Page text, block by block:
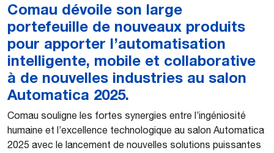
Comau dévoile son large
portefeuille de nouveaux produits
pour apporter l’automatisation
intelligente, mobile et collaborative
à de nouvelles industries au salon
Automatica 2025.
Comau souligne les fortes synergies entre l’ingéniosité
humaine et l’excellence technologique au salon Automatica
2025 avec le lancement de nouvelles solutions puissantes